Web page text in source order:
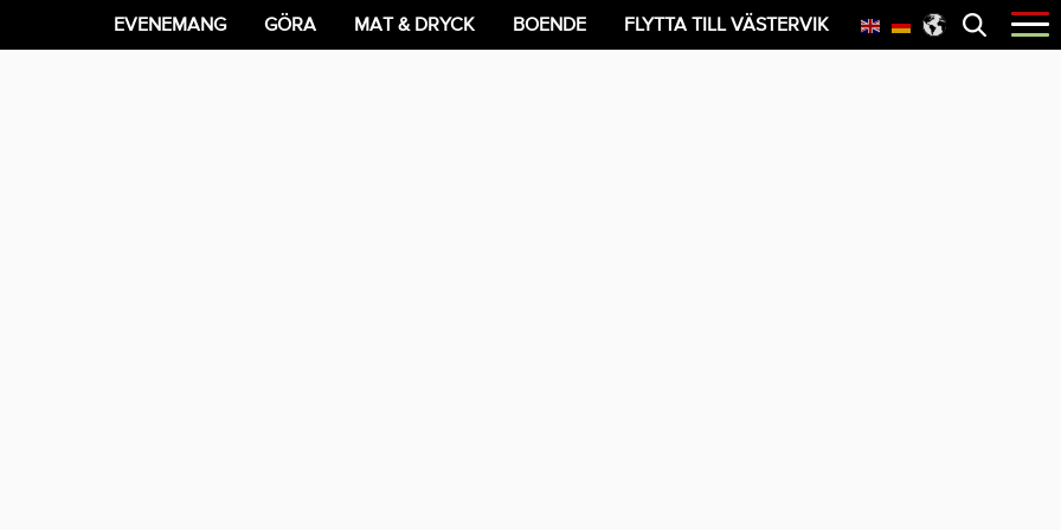
Öppna
menyn
EVENEMANG GÖRA MAT & DRYCK BOENDE FLYTTA TILL VÄSTERVIK